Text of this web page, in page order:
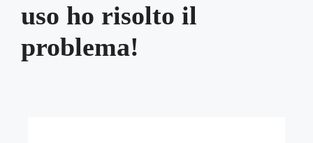
uso ho risolto il
problema!